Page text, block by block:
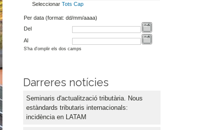
Seleccionar Tots Cap
Per data (format: dd/mm/aaaa)
Del
Al
S'ha d'omplir els dos camps
Darreres notícies
Seminaris d'actualització tributària. Nous
estàndards tributaris internacionals:
incidència en LATAM